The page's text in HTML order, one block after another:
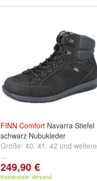
FINN Comfort Navarra Stiefel
schwarz Nubukleder
Größe: 40, 41 , 42 und weitere
...
249,90 €
Kostenloser Versand